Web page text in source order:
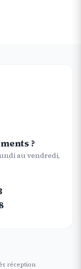
?
au vendredi,
réception